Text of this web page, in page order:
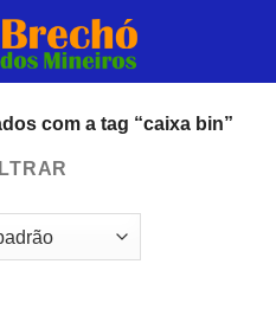
com a tag “caixa bin”